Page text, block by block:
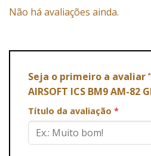
Não há avaliações ainda.
Seja o primeiro a avaliar
AIRSOFT ICS BM9 AM-82
Título da avaliação *